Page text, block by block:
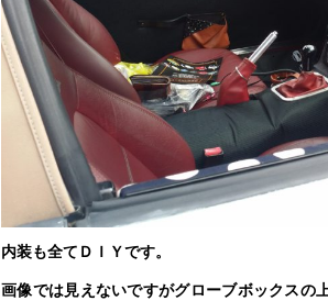
内装も全てＤＩＹです。
画像では見えないですがグローブボックスの